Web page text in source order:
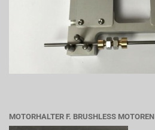
MOTORHALTER F. BRUSHLESS MOTOREN